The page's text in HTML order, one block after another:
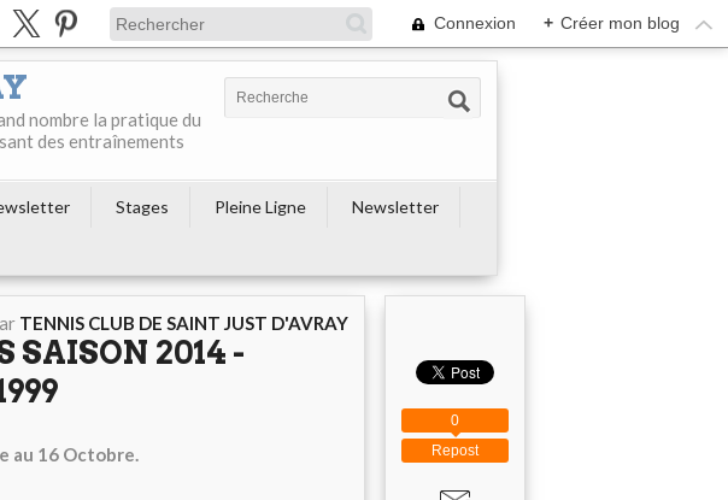
Connexion + Créer mon blog
nombre la pratique du
des entraînements
Stages Pleine Ligne
Newsletter
TENNIS CLUB DE SAINT JUST D'AVRAY
SAISON 2014 -
au 16 Octobre. Repost
0